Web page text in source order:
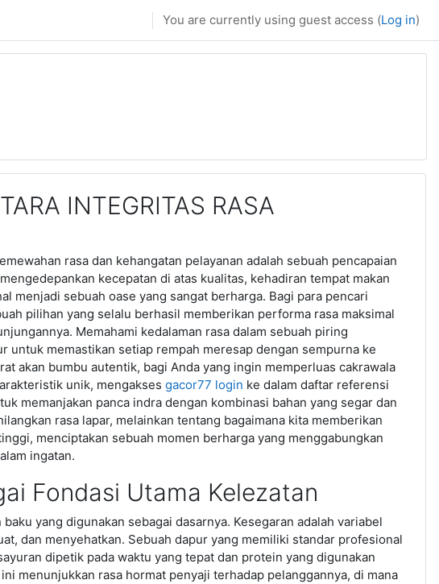
You are currently using guest access (Log in)
INTEGRITAS RASA
rasa dan kehangatan pelayanan adalah sebuah pencapaian
kecepatan di atas kualitas, kehadiran tempat makan
menjadi sebuah oase yang sangat berharga. Bagi para pencari
pilihan yang selalu berhasil memberikan performa rasa maksimal
Memahami kedalaman rasa dalam sebuah piring
memastikan setiap rempah meresap dengan sempurna ke
akan bumbu autentik, bagi Anda yang ingin memperluas cakrawala
unik, mengakses gacor77 login ke dalam daftar referensi
memanjakan panca indra dengan kombinasi bahan yang segar dan
rasa lapar, melainkan tentang bagaimana kita memberikan
menciptakan sebuah momen berharga yang menggabungkan
ingatan.
Fondasi Utama Kelezatan
yang digunakan sebagai dasarnya. Kesegaran adalah variabel
dan menyehatkan. Sebuah dapur yang memiliki standar profesional
dipetik pada waktu yang tepat dan protein yang digunakan
menunjukkan rasa hormat penyaji terhadap pelanggannya, di mana